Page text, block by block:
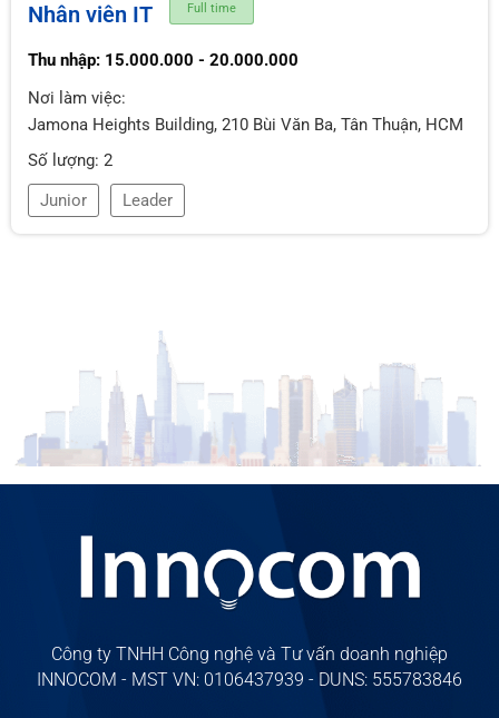
Nhân viên IT Full time
Thu nhập: 15.000.000 - 20.000.000
Nơi làm việc:
Jamona Heights Building, 210 Bùi Văn Ba, Tân Thuận, HCM
Số lượng: 2
Junior
Leader
Công ty TNHH Công nghệ và Tư vấn doanh nghiệp
INNOCOM - MST VN: 0106437939 - DUNS: 555783846